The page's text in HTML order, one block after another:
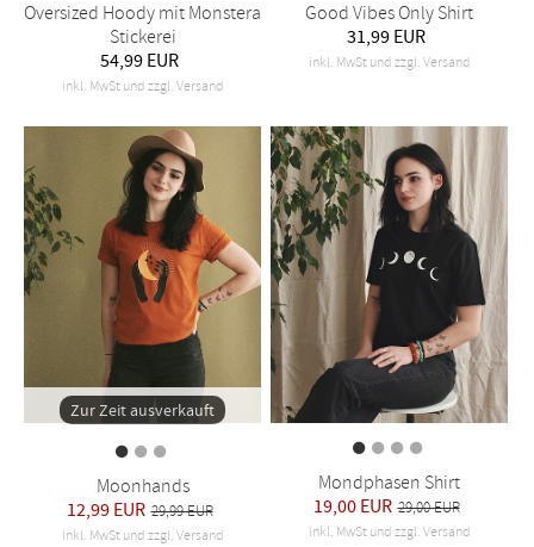
Oversized Hoody mit Monstera
Stickerei
54,99 EUR
inkl. MwSt und zzgl. Versand
Good Vibes Only Shirt
31,99 EUR
inkl. MwSt und zzgl. Versand
Zur Zeit ausverkauft
Moonhands
12,99 EUR 29,99 EUR
inkl. MwSt und zzgl. Versand
Mondphasen Shirt
19,00 EUR 29,00 EUR
inkl. MwSt und zzgl. Versand